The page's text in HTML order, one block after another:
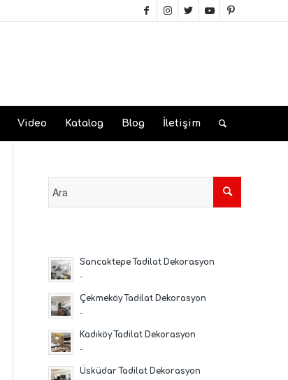
Video Katalog Blog İletişim
Sancaktepe Tadilat Dekorasyon
-
Çekmeköy Tadilat Dekorasyon
-
Kadıköy Tadilat Dekorasyon
-
Üsküdar Tadilat Dekorasyon